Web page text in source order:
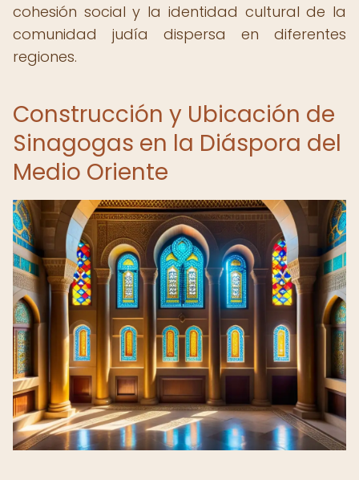
cohesión social y la identidad cultural de la
comunidad judía dispersa en diferentes
regiones.
Construcción y Ubicación de
Sinagogas en la Diáspora del
Medio Oriente